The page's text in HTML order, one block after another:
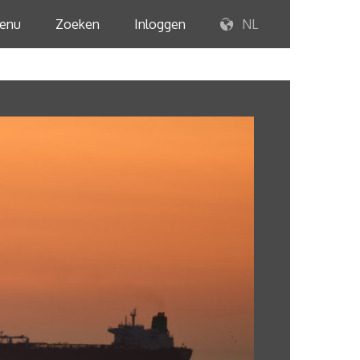
Zoeken Inloggen NL